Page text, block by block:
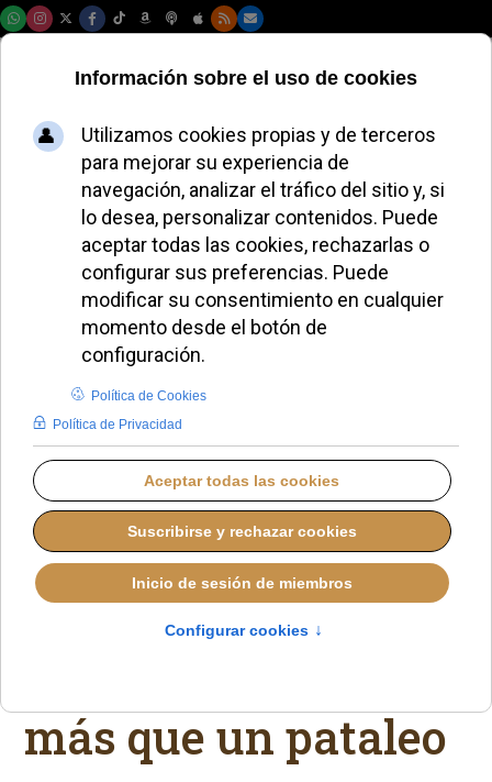
JUEVES, 03 JULIO 2025 19:00
Un
«desprendimiento
más que un pataleo